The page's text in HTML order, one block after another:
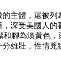
主體，還被
深受美國人
和腳為淡黃色
雄壯，性情